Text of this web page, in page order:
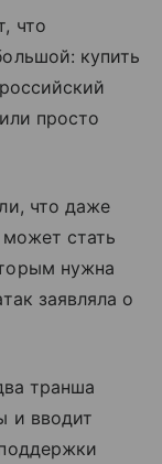
что
купить
просто
что даже
стать
нужна
заявляла о
транша
и вводит